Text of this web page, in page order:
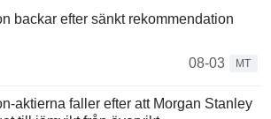
backar efter sänkt rekommendation
08-03
MT
aktierna faller efter att Morgan Stanley